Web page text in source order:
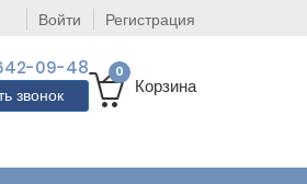
Войти Регистрация
09-48
звонок
0
Корзина